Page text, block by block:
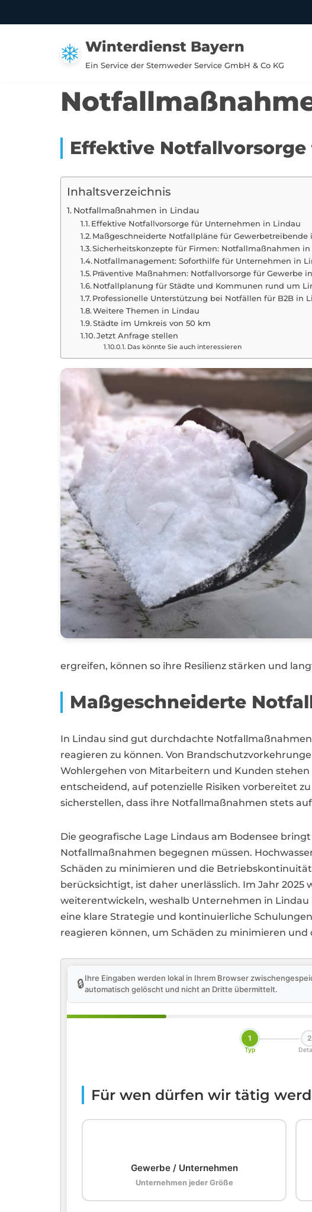
Winterdienst Bayern
Ein Service der Stemweder Service GmbH & Co KG
Effektive
Inhaltsverzeichnis
Notfallmaßnahmen in Lindau
Effektive Notfallvorsorge für Unternehmen in Lindau
Maßgeschneiderte Notfallpläne für Gewerbetreibende
Sicherheitskonzepte für Firmen: Notfallmaßnahmen in
Notfallmanagement: Soforthilfe für Unternehmen in
Präventive Maßnahmen: Notfallvorsorge für Gewerbe
Notfallplanung für Städte und Kommunen rund um
Professionelle Unterstützung bei Notfällen für B2B in
Weitere Themen in Lindau
Städte im Umkreis von 50 km
Jetzt Anfrage stellen
Das könnte Sie auch interessieren
ergreifen, können so ihre Resilienz stärken und
Maßgeschneiderte
In Lindau sind gut durchdachte
reagieren zu können. Von
Wohlergehen von Mitarbeitern und Kunden
entscheidend, auf potenzielle Risiken vorbereitet
sicherstellen, dass ihre Notfallmaßnahmen stets
Die geografische Lage Lindaus am Bodensee
Notfallmaßnahmen begegnen müssen.
Schäden zu minimieren und die
berücksichtigt, ist daher unerlässlich. Im Jahr
weiterentwickeln, weshalb Unternehmen in
eine klare Strategie und kontinuierliche
reagieren können, um Schäden zu minimieren
🔒Ihre Eingaben werden lokal in Ihrem Browser
automatisch gelöscht und nicht an Dritte übermittelt.
1
Typ
2
Für wen dürfen wir tätig
Gewerbe / Unternehmen
Unternehmen jeder Größe